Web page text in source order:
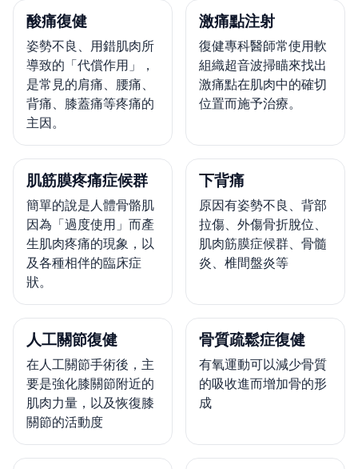
酸痛復健
姿勢不良、用錯肌肉所
導致的「代償作用」，
是常見的肩痛、腰痛、
背痛、膝蓋痛等疼痛的
主因。
激痛點注射
復健專科醫師常使用軟
組織超音波掃瞄來找出
激痛點在肌肉中的確切
位置而施予治療。
肌筋膜疼痛症候群
簡單的說是人體骨骼肌
因為「過度使用」而產
生肌肉疼痛的現象，以
及各種相伴的臨床症
狀。
下背痛
原因有姿勢不良、背部
拉傷、外傷骨折脫位、
肌肉筋膜症候群、骨髓
炎、椎間盤炎等
人工關節復健
在人工關節手術後，主
要是強化膝關節附近的
肌肉力量，以及恢復膝
關節的活動度
骨質疏鬆症復健
有氧運動可以減少骨質
的吸收進而增加骨的形
成